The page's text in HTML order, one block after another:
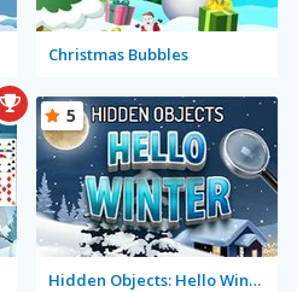
Christmas Bubbles
Hidden Objects: Hello Winter
5